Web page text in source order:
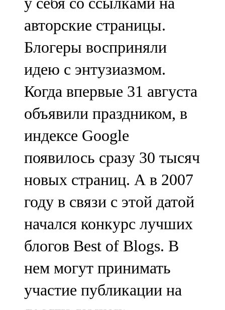
авторские страницы.
Блогеры восприняли
идею с энтузиазмом.
Когда впервые 31 августа
объявили праздником, в
индексе Google
появилось сразу 30 тысяч
новых страниц. А в 2007
году в связи с этой датой
начался конкурс лучших
блогов Best of Blogs. В
нем могут принимать
участие публикации на